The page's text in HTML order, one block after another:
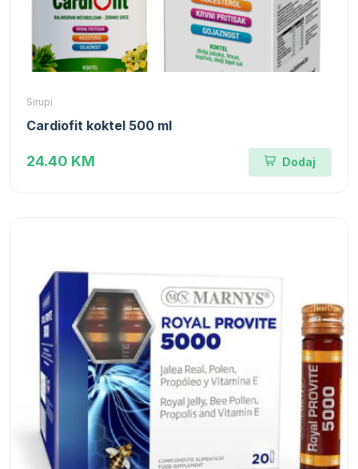
Sirupi
Cardiofit koktel 500 ml
24.40 KM Dodaj